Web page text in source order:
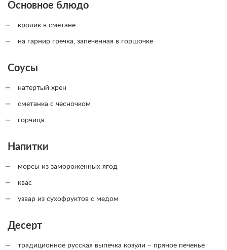
Основное блюдо
кролик в сметане
на гарнир гречка, запеченная в горшочке
Соусы
натертый хрен
сметанка с чесночком
горчица
Напитки
морсы из замороженных ягод
квас
узвар из сухофруктов с медом
Десерт
традиционное русская выпечка козули – пряное печенье